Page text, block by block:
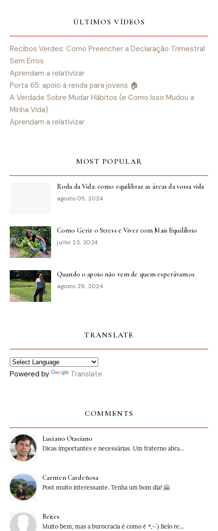
ÚLTIMOS VÍDEOS
Recibos Verdes: Como Preencher a Declaração Trimestral
Sem Erros
Aprendam a relativizar
Porta 65: apoio à renda para jovens 🏠
A Verdade Sobre Mudar Hábitos (e Como Isso Mudou a
Minha Vida)
Aprendam a relativizar
MOST POPULAR
Roda da Vida: como equilibrar as áreas da vossa vida
agosto 05, 2024
Como Gerir o Stress e Viver com Mais Equilíbrio
julho 23, 2024
Quando o apoio não vem de quem esperávamos
agosto 29, 2024
TRANSLATE
Powered by Translate
COMMENTS
Luciano Otaciano
Dicas importantes e necessárias. Um fraterno abra...
Carmen Cardeñosa
Post muito interessante. Tenha um bom dia! 🤗
Beites
Muito bem, mas a burocracia é como é *,~`) Belo re...